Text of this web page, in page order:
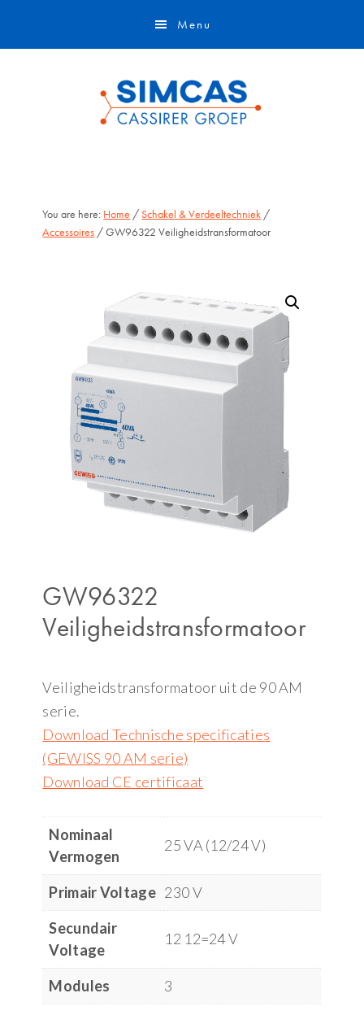
Menu
You are here: Home /Schakel & Verdeeltechniek /
Accessoires / GW96322 Veiligheidstransformatoor
GW96322
Veiligheidstransformatoor
Veiligheidstransformatoor uit de 90 AM
serie.
Download Technische specificaties
(GEWISS 90 AM serie)
Download CE certificaat
Nominaal
Vermogen
25 VA (12/24 V)
Primair Voltage 230 V
Secundair
Voltage
12 12=24 V
Modules 3